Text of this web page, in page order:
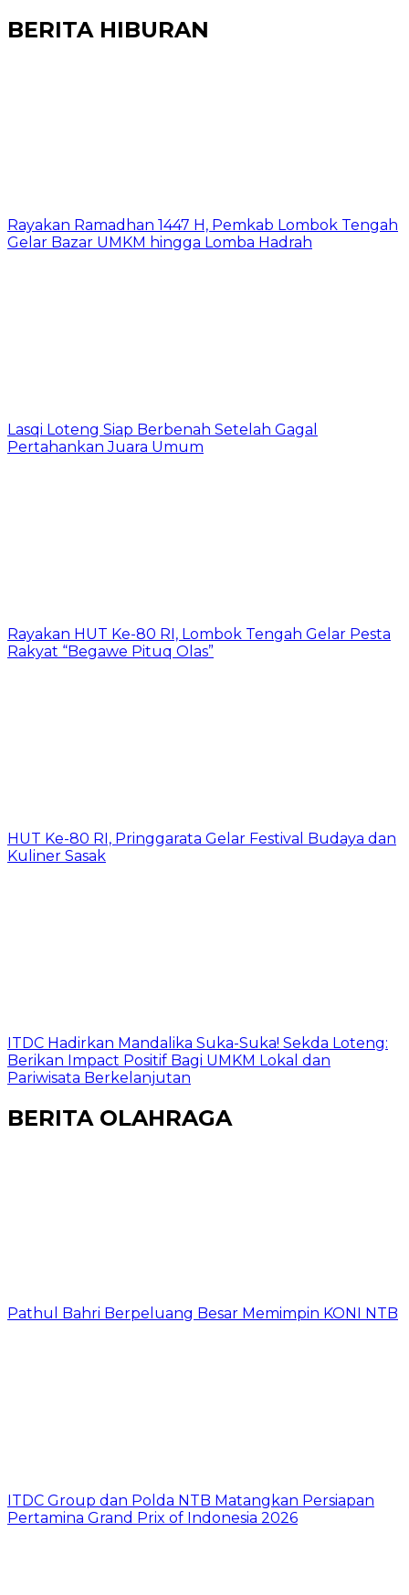
BERITA HIBURAN
Rayakan Ramadhan 1447 H, Pemkab Lombok Tengah
Gelar Bazar UMKM hingga Lomba Hadrah
Lasqi Loteng Siap Berbenah Setelah Gagal
Pertahankan Juara Umum
Rayakan HUT Ke-80 RI, Lombok Tengah Gelar Pesta
Rakyat “Begawe Pituq Olas”
HUT Ke-80 RI, Pringgarata Gelar Festival Budaya dan
Kuliner Sasak
ITDC Hadirkan Mandalika Suka-Suka! Sekda Loteng:
Berikan Impact Positif Bagi UMKM Lokal dan
Pariwisata Berkelanjutan
BERITA OLAHRAGA
Pathul Bahri Berpeluang Besar Memimpin KONI NTB
ITDC Group dan Polda NTB Matangkan Persiapan
Pertamina Grand Prix of Indonesia 2026